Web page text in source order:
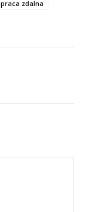
praca zdalna